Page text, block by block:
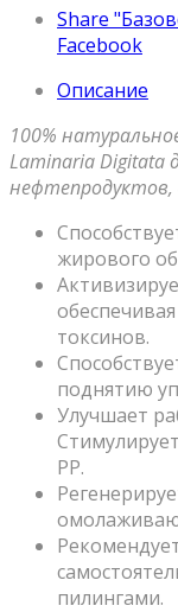
Share
Facebook
Описание
100%
Laminaria Digitata
нефтепродуктов,
жирового
токсинов.
поднятию
Улучшает
PP.
пилингами.